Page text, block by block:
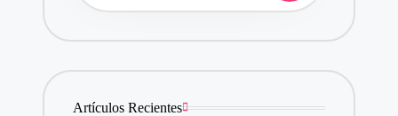
Artículos Recientes